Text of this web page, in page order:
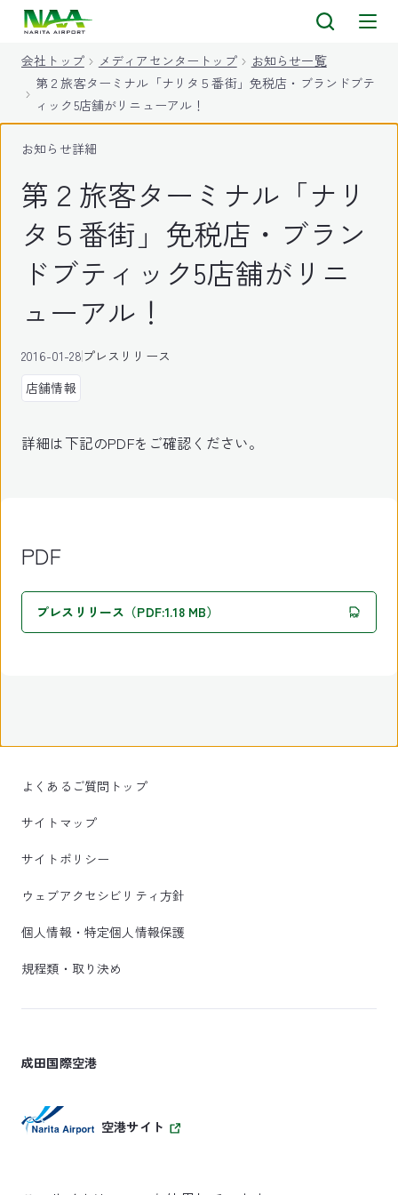
会社トップ メディアセンタートップ
お知らせ一覧
第２旅客ターミナル「ナリタ５番街」免税店・ブランドブテ
ィック5店舗がリニューアル！
お知らせ詳細
第２旅客ターミナル「ナリ
タ５番街」免税店・ブラン
ドブティック5店舗がリニ
ューアル！
2016-01-28プレスリリース
店舗情報
詳細は下記のPDFをご確認ください。
PDF
プレスリリース（PDF:1.18 MB）
よくあるご質問トップ
サイトマップ
サイトポリシー
ウェブアクセシビリティ方針
個人情報・特定個人情報保護
規程類・取り決め
成田国際空港
空港サイト